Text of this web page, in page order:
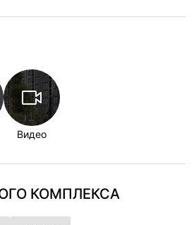
Видео
КОМПЛЕКСА